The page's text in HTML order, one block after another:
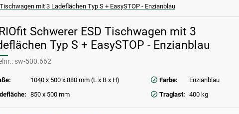
mit 3 Ladeflächen Typ S + EasySTOP - Enzianblau
Schwerer ESD Tischwagen mit 3
Typ S + EasySTOP - Enzianblau
sw-500.662
1040 x 500 x 880 mm (L x B x H) Farbe:
Enzianblau
850 x 500 mm Traglast: 400 kg